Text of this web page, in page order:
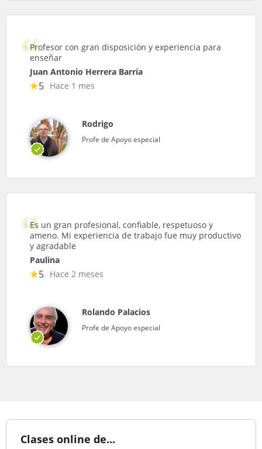
Profesor con gran disposición y experiencia para
enseñar
Juan Antonio Herrera Barría
5 Hace 1 mes
Rodrigo
Profe de Apoyo especial
Es un gran profesional, confiable, respetuoso y
ameno. Mi experiencia de trabajo fue muy productivo
y agradable
Paulina
5 Hace 2 meses
Rolando Palacios
Profe de Apoyo especial
Clases online de...